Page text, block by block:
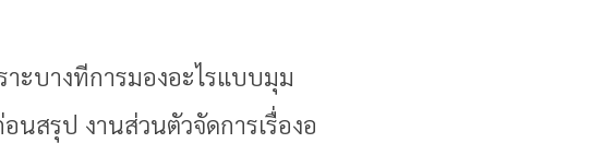
ะบางทีการมองอะไรแบบมุม
นสรุป งานส่วนตัวจัดการเรื่องอ